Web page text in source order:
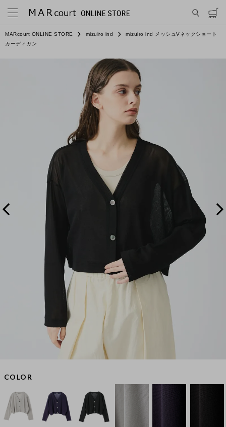
MARcourt ONLINE STORE mizuiro ind
mizuiro ind メッシュVネックショート
カーディガン
COLOR